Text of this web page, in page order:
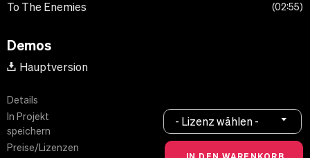
To The Enemies 02:55
Demos
Hauptversion
Details
In Projekt
speichern
Preise/Lizenzen
- Lizenz wählen -